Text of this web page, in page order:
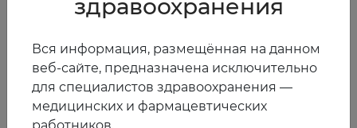
клиники эндокринологии Университетского
кафедрой эндокринологии ЕГМУ, главный детский
эндокринолог Министерства здравоохранения
Республики Армения
здравоохранения
Вся информация, размещённая на данном
веб-сайте, предназначена исключительно
для специалистов здравоохранения —
медицинских и фармацевтических
работников.